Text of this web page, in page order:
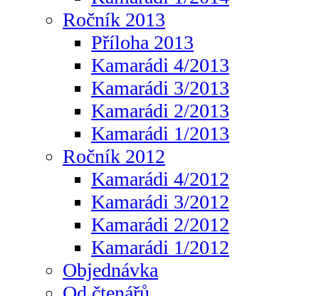
Ročník 2013
Příloha 2013
Kamarádi 4/2013
Kamarádi 3/2013
Kamarádi 2/2013
Kamarádi 1/2013
Ročník 2012
Kamarádi 4/2012
Kamarádi 3/2012
Kamarádi 2/2012
Kamarádi 1/2012
Objednávka